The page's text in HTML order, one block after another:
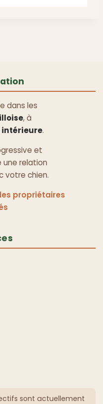
dans les
, à
intérieure.
et
une relation
votre chien.
des propriétaires
sont actuellement